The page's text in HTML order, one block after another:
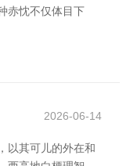
赤忱不仅体目下
2026-06-14
以其可儿的外在和